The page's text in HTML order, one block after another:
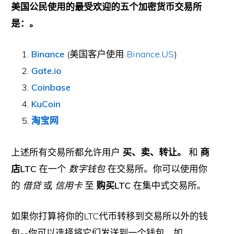
美国公民使用的最受欢迎的五个加密货币交易所
是：。
Binance (美国客户使用 Binance.US)
Gate.io
Coinbase
KuCoin
淘宝网
上述所有交易所都允许用户 买、卖、转让。 和 商
店LTC在一个 数字钱包在交易所。你可以使用你
的 借贷或 信用卡至 购买LTC在集中式交易所。
如果你打算将你的LTC代币转移到交易所以外的钱